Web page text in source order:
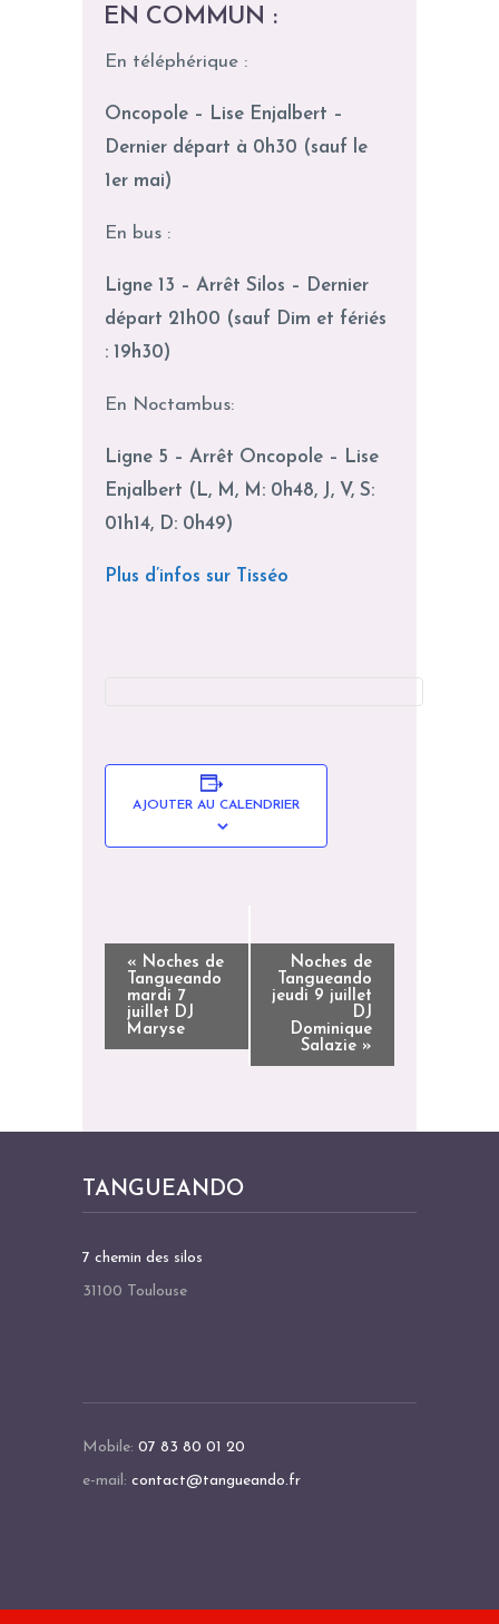
EN COMMUN :
En téléphérique :
Oncopole – Lise Enjalbert –
Dernier départ à 0h30 (sauf le
1er mai)
En bus :
Ligne 13 – Arrêt Silos – Dernier
départ 21h00 (sauf Dim et fériés
: 19h30)
En Noctambus:
Ligne 5 – Arrêt Oncopole – Lise
Enjalbert (L, M, M: 0h48, J, V, S:
01h14, D: 0h49)
Plus d’infos sur Tisséo
AJOUTER AU CALENDRIER
I
I
O
É
V
E
N
« Noches de
Tangueando
mardi 7
juillet DJ
Maryse
Noches de
Tangueando
jeudi 9 juillet
DJ
Dominique
Salazie »
TANGUEANDO
7 chemin des silos
31100 Toulouse
Mobile: 07 83 80 01 20
e-mail: contact@tangueando.fr